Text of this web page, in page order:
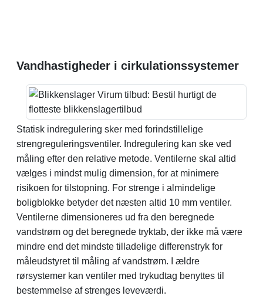
Vandhastigheder i cirkulationssystemer
Statisk indregulering sker med forindstillelige
strengreguleringsventiler. Indregulering kan ske ved
måling efter den relative metode. Ventilerne skal altid
vælges i mindst mulig dimension, for at minimere
risikoen for tilstopning. For strenge i almindelige
boligblokke betyder det næsten altid 10 mm ventiler.
Ventilerne dimensioneres ud fra den beregnede
vandstrøm og det beregnede tryktab, der ikke må være
mindre end det mindste tilladelige differenstryk for
måleudstyret til måling af vandstrøm. I ældre
rørsystemer kan ventiler med trykudtag benyttes til
bestemmelse af strenges leveværdi.